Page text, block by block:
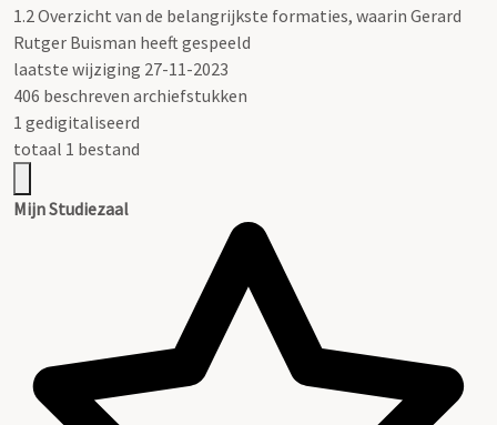
1.2Overzicht van de belangrijkste formaties, waarin Gerard
Rutger Buisman heeft gespeeld
laatste wijziging 27-11-2023
406 beschreven archiefstukken
1 gedigitaliseerd
totaal 1 bestand
Mijn Studiezaal